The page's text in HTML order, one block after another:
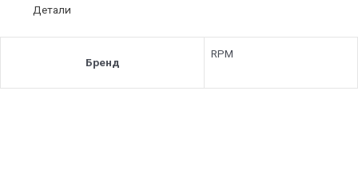
Детали
Бренд
RPM